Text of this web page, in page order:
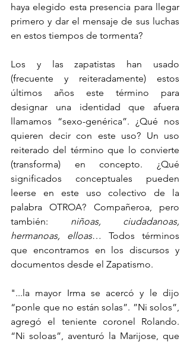
haya elegido esta presencia para llegar
primero y dar el mensaje de sus luchas
en estos tiempos de tormenta?
Los y las zapatistas han usado
(frecuente y reiteradamente) estos
últimos años este término para
designar una identidad que afuera
llamamos “sexo-genérica”. ¿Qué nos
quieren decir con este uso? Un uso
reiterado del término que lo convierte
(transforma) en concepto. ¿Qué
significados conceptuales pueden
leerse en este uso colectivo de la
palabra OTROA? Compañeroa, pero
también: niñoas, ciudadanoas,
hermanoas, elloas… Todos términos
que encontramos en los discursos y
documentos desde el Zapatismo.
"...la mayor Irma se acercó y le dijo
“ponle que no están solas”. ”Ni solos”,
agregó el teniente coronel Rolando.
“Ni soloas”, aventuró la Marijose, que